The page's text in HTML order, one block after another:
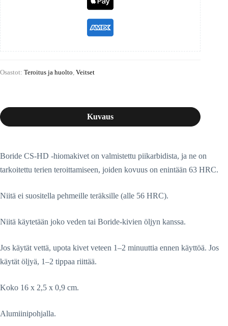
Osastot: Teroitus ja huolto Veitset
Kuvaus
Boride CS-HD -hiomakivet on valmistettu piikarbidista, ja ne on
tarkoitettu terien teroittamiseen, joiden kovuus on enintään 63 HRC.
Niitä ei suositella pehmeille teräksille (alle 56 HRC).
Niitä käytetään joko veden tai Boride-kivien öljyn kanssa.
Jos käytät vettä, upota kivet veteen 1–2 minuuttia ennen käyttöä. Jos
käytät öljyä, 1–2 tippaa riittää.
Koko 16 x 2,5 x 0,9 cm.
Alumiinipohjalla.